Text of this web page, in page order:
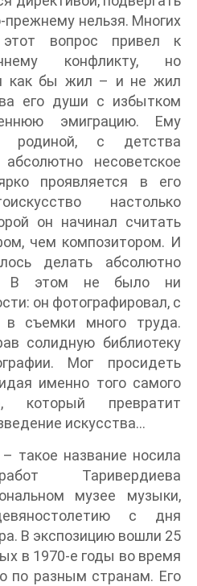
нельзя. Многих
вопрос привел к
конфликту, но
как бы жил – и не жил
его души с избытком
эмиграцию. Ему
с детства
несоветское
проявляется в его
настолько
он начинал считать
чем композитором. И
делать абсолютно
В этом не было ни
он фотографировал, с
в съемки много труда.
солидную библиотеку
Мог просидеть
именно того самого
который превратит
искусства…
такое название носила
Таривердиева
музее музыки,
с дня
В экспозицию вошли 25
в 1970-е годы во время
по разным странам. Его